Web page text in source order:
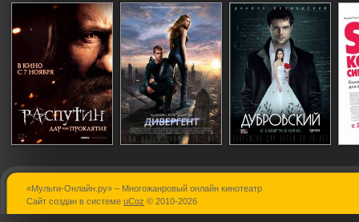
Распутин Дивергент
«Мульти-Онлайн.ру» – Многожанровый онлайн кинотеатр
Сайт создан в системе uCoz © 2010-2026